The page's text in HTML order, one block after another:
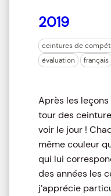
2019
ceintures de
évaluation
français
Après les leçons
tour des
voir le jour !
même couleur
qui lui
des années les
j’apprécie